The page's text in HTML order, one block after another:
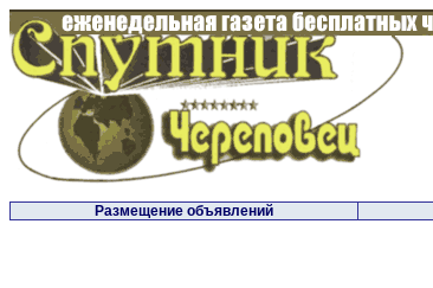
Размещение объявлений